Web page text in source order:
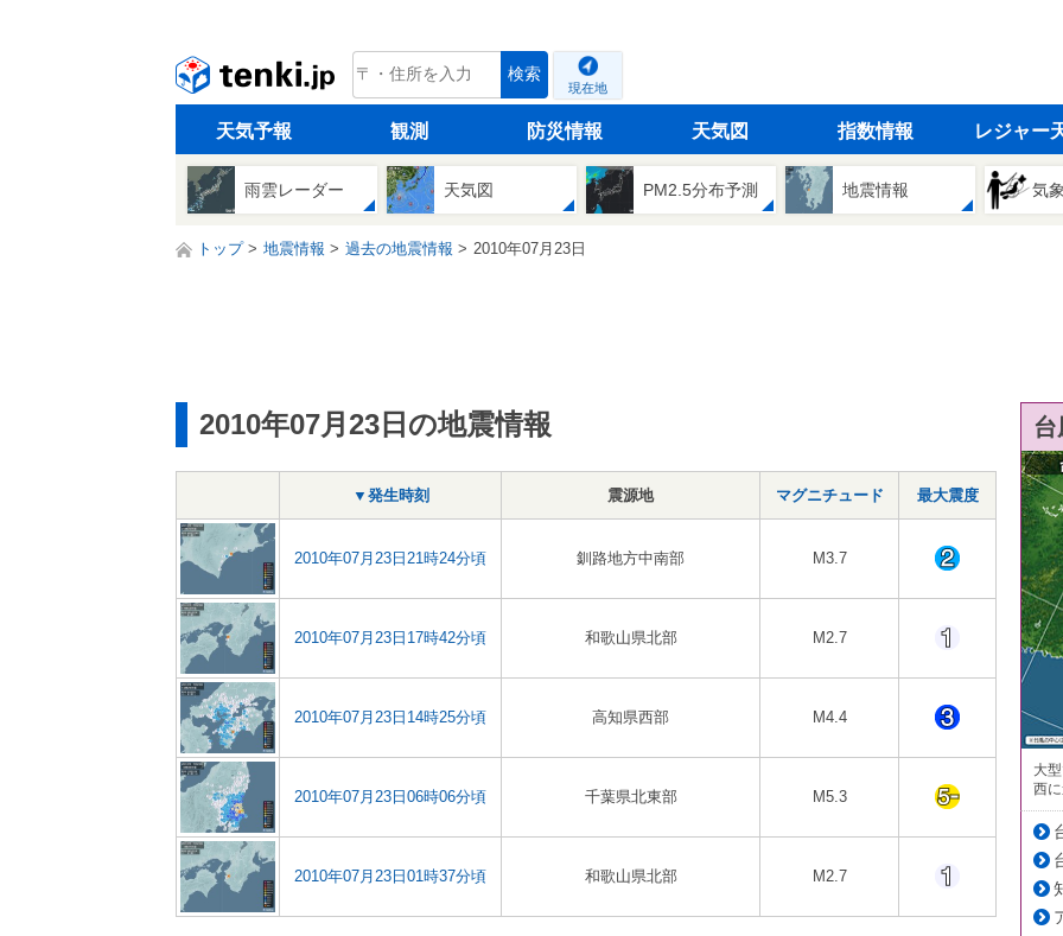
tenki.jp 検索
現在地
天気予報 観測 防災情報 天気図 指数情報 レジャー
雨雲レーダー 天気図 PM2.5分布予測 地震情報 気
トップ 地震情報 過去の地震情報 2010年07月23日
2010年07月23日の地震情報
▼発生時刻 震源地 マグニチュード 最大震度
2010年07月23日21時24分頃 釧路地方中南部 M3.7
2010年07月23日17時42分頃 和歌山県北部 M2.7
2010年07月23日14時25分頃 高知県西部 M4.4
2010年07月23日06時06分頃 千葉県北東部 M5.3
2010年07月23日01時37分頃 和歌山県北部 M2.7
大
西